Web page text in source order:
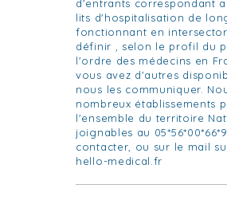
d'entrants correspondant
lits d'hospitalisation de
fonctionnant en
définir , selon le profil du
l'ordre des médecins en
vous avez d'autres
nous les communiquer.
nombreux établissements
l'ensemble du territoire
joignables au
contacter, ou sur le mail
hello-medical.fr